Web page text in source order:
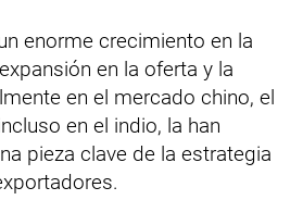
enorme crecimiento en la
en la oferta y la
en el mercado chino, el
en el indio, la han
pieza clave de la estrategia